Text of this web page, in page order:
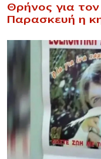
Θρήνος για
Παρασκευή η